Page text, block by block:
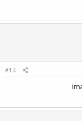
#14